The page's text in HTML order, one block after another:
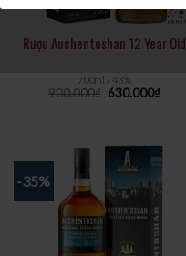
Rượu Auchentoshan 12 Year Old
700ml / 43%
900.000₫ 630.000₫
-35%